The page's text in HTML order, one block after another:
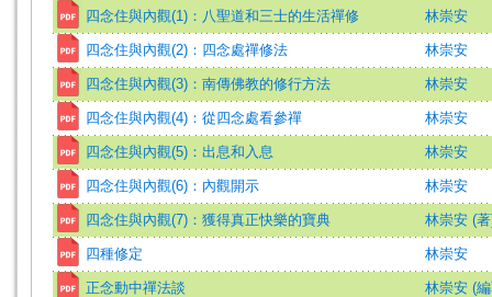
四念住與內觀(1)：八聖道和三士的生活禪修
林崇安
四念住與內觀(2)：四念處禪修法 林崇安
四念住與內觀(3)：南傳佛教的修行方法 林崇安
四念住與內觀(4)：從四念處看參禪 林崇安
四念住與內觀(5)：出息和入息 林崇安
四念住與內觀(6)：內觀開示 林崇安
四念住與內觀(7)：獲得真正快樂的寶典 林崇安 (
四種修定 林崇安
正念動中禪法談 林崇安 (